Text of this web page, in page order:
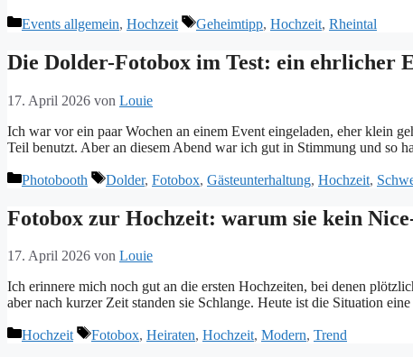
Kategorien
Events allgemein, Hochzeit Tags
Geheimtipp, Hochzeit, Rheintal
Die Dolder-Fotobox im Test: ein ehrlicher
17. April 2026 von Louie
Ich war vor ein paar Wochen an einem Event eingeladen, eher klein
Teil benutzt. Aber an diesem Abend war ich gut in Stimmung und so
Kategorien
Photobooth Tags
Dolder, Fotobox, Gästeunterhaltung, Hochzeit,
Fotobox zur Hochzeit: warum sie kein
17. April 2026 von Louie
Ich erinnere mich noch gut an die ersten Hochzeiten, bei denen
aber nach kurzer Zeit standen sie Schlange. Heute ist die Situation
Kategorien
Hochzeit Tags
Fotobox, Heiraten, Hochzeit, Modern, Trend